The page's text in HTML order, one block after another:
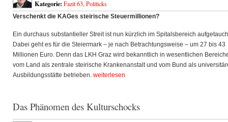
Kategorie: Fazit 63, Politicks
Verschenkt die KAGes steirische Steuermillionen?
Ein durchaus substantieller Streit ist nun kürzlich im Spitalsbereich
Dabei geht es für die Steiermark – je nach Betrachtungsweise – um 27 bis 43
Millionen Euro. Denn das LKH Graz wird bekanntlich in wesentlichen
vom Land als zentrale steirische Krankenanstalt und vom Bund als
Ausbildungsstätte betrieben. weiterlesen
Das Phänomen des Kulturschocks